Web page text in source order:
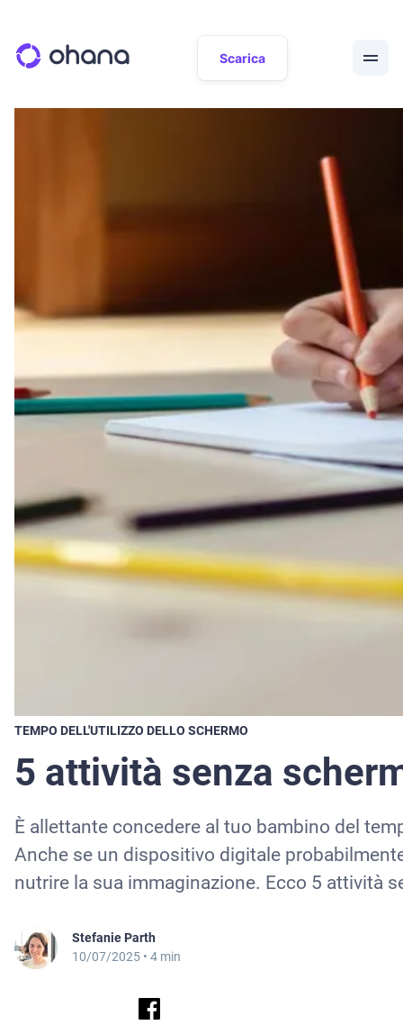
Scarica
TEMPO DELL'UTILIZZO DELLO SCHERMO
5 attività senza
È allettante concedere al tuo bambino del
Anche se un dispositivo digitale
nutrire la sua immaginazione. Ecco 5 attività
Stefanie Parth
10/07/2025 • 4 min